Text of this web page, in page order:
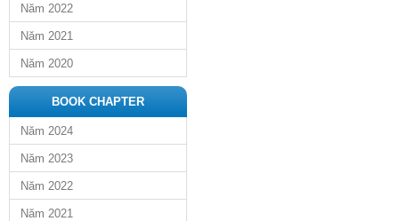
Năm 2022
Năm 2021
Năm 2020
BOOK CHAPTER
Năm 2024
Năm 2023
Năm 2022
Năm 2021